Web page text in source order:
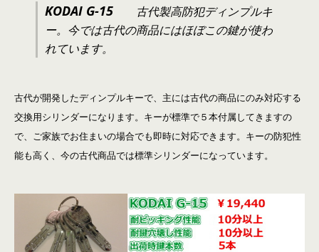
KODAI G-15 古代製高防犯ディンプルキ
ー。今では古代の商品にはほぼこの鍵が使わ
れています。
古代が開発したディンプルキーで、主には古代の商品にのみ対応する
交換用シリンダーになります。キーが標準で５本付属してきますの
で、ご家族でお住まいの場合でも即時に対応できます。キーの防犯性
能も高く、今の古代商品では標準シリンダーになっています。